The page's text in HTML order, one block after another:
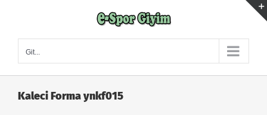
Git...
Kaleci Forma ynkf015